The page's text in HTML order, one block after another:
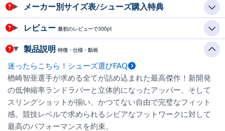
メーカー別サイズ表/シューズ購入特典
レビュー 最初のレビューで300pt
製品説明 特徴・仕様・動画
迷ったらこちら！シューズ選びFAQ
楢崎智亜選手が求める全てが詰め込まれた最高傑作！新開発
の低伸縮率ランドラバーと立体的になったアッパー、そして
スリングショットが揃い、かつてない自由で完璧なフィット
感。競技レベルで求められるシビアなフットワークに対して
最高のパフォーマンスを約束。